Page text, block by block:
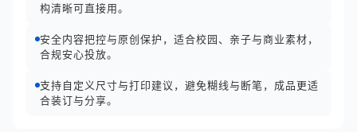
构清晰可直接用。
安全内容把控与原创保护，适合校园、亲子与商业素材，
合规安心投放。
支持自定义尺寸与打印建议，避免糊线与断笔，成品更适
合装订与分享。